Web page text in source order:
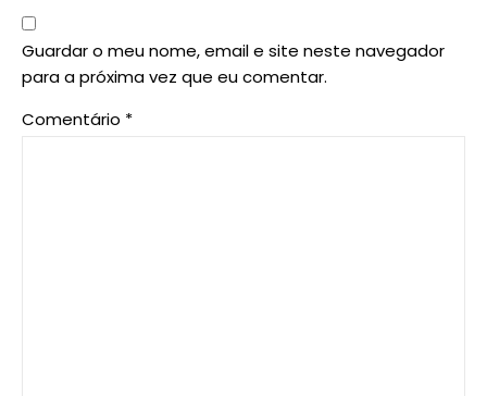
Guardar o meu nome, email e site neste navegador
para a próxima vez que eu comentar.
Comentário *